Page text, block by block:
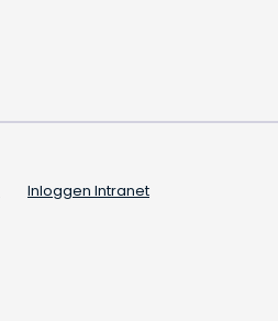
Inloggen Intranet